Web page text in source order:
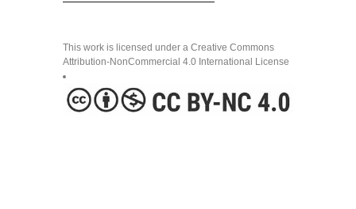
This work is licensed under a Creative Commons
Attribution-NonCommercial 4.0 International License